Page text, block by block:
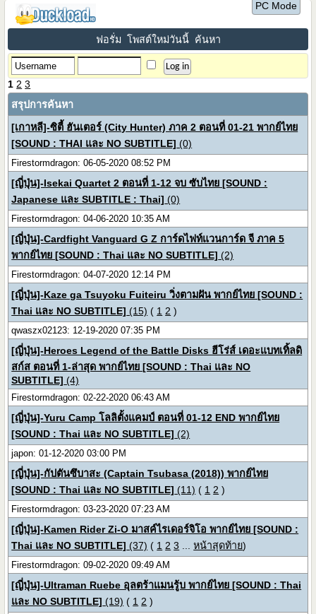
PC Mode
ฟอรั่ม โพสต์ใหม่วันนี้ ค้นหา
1 2 3
สรุปการค้นหา
[เกาหลี]-ซิตี้ ฮันเตอร์ (City Hunter) ภาค 2 ตอนที่ 01-21 พากย์ไทย
[SOUND : THAI และ NO SUBTITLE] (0)
Firestormdragon: 06-05-2020 08:52 PM
[ญี่ปุ่น]-Isekai Quartet 2 ตอนที่ 1-12 จบ ซับไทย [SOUND :
Japanese และ SUBTITLE : Thai] (0)
Firestormdragon: 04-06-2020 10:35 AM
[ญี่ปุ่น]-Cardfight Vanguard G Z การ์ดไฟท์แวนการ์ด จี ภาค 5
พากย์ไทย [SOUND : Thai และ NO SUBTITLE] (2)
Firestormdragon: 04-07-2020 12:14 PM
[ญี่ปุ่น]-Kaze ga Tsuyoku Fuiteiru วิ่งตามฝัน พากย์ไทย [SOUND :
Thai และ NO SUBTITLE] (15) ( 1 2 )
qwaszx02123: 12-19-2020 07:35 PM
[ญี่ปุ่น]-Heroes Legend of the Battle Disks ฮีโร่ส์ เดอะแบทเทิ้ลดิ
สก์ส ตอนที่ 1-ล่าสุด พากย์ไทย [SOUND : Thai และ NO
SUBTITLE] (4)
Firestormdragon: 02-22-2020 06:43 AM
[ญี่ปุ่น]-Yuru Camp โลลิตั้งแคมป์ ตอนที่ 01-12 END พากย์ไทย
[SOUND : Thai และ NO SUBTITLE] (2)
japon: 01-12-2020 03:00 PM
[ญี่ปุ่น]-กัปตันซึบาสะ (Captain Tsubasa (2018)) พากย์ไทย
[SOUND : Thai และ NO SUBTITLE] (11) ( 1 2 )
Firestormdragon: 03-23-2020 07:23 AM
[ญี่ปุ่น]-Kamen Rider Zi-O มาสค์ไรเดอร์จิโอ พากย์ไทย [SOUND :
Thai และ NO SUBTITLE] (37) ( 1 2 3 ...หน้าสุดท้าย)
Firestormdragon: 09-02-2020 09:49 AM
[ญี่ปุ่น]-Ultraman Ruebe อุลตร้าแมนรู้บ พากย์ไทย [SOUND : Thai
และ NO SUBTITLE] (19) ( 1 2 )